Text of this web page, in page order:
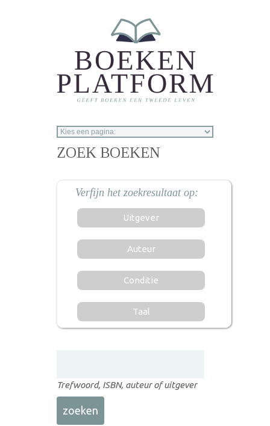
ZOEK BOEKEN
Uitgever
Auteur
Conditie
Taal
Trefwoord, ISBN, auteur of uitgever